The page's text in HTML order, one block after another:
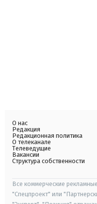
О нас
Редакция
Редакционная политика
О телеканале
Телеведущие
Вакансии
Структура собственности
Все коммерческие
"Спецпроект" или